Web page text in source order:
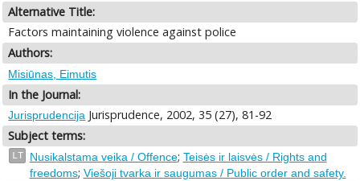
Alternative Title:
Factors maintaining violence against police
Authors:
Misiūnas, Eimutis
In the Journal:
Jurisprudencija Jurisprudence, 2002, 35 (27), 81-92
Subject terms:
LT Nusikalstama veika / Offence; Teisės ir laisvės / Rights and
freedoms; Viešoji tvarka ir saugumas / Public order and safety.